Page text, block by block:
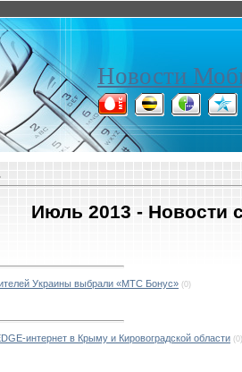
Новости
Июль 2013 - Новости
Украины выбрали «МТС Бонус» (0)
интернет в Крыму и Кировоградской области (0)